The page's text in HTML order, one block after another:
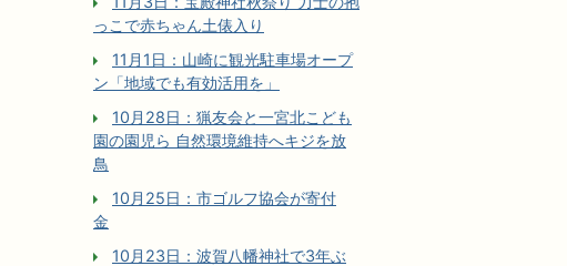
っこで赤ちゃん土俵入り
11月1日：山崎に観光駐車場オープ
ン「地域でも有効活用を」
10月28日：猟友会と一宮北こども
園の園児ら 自然環境維持へキジを放
鳥
10月25日：市ゴルフ協会が寄付
金
10月23日：波賀八幡神社で3年ぶ